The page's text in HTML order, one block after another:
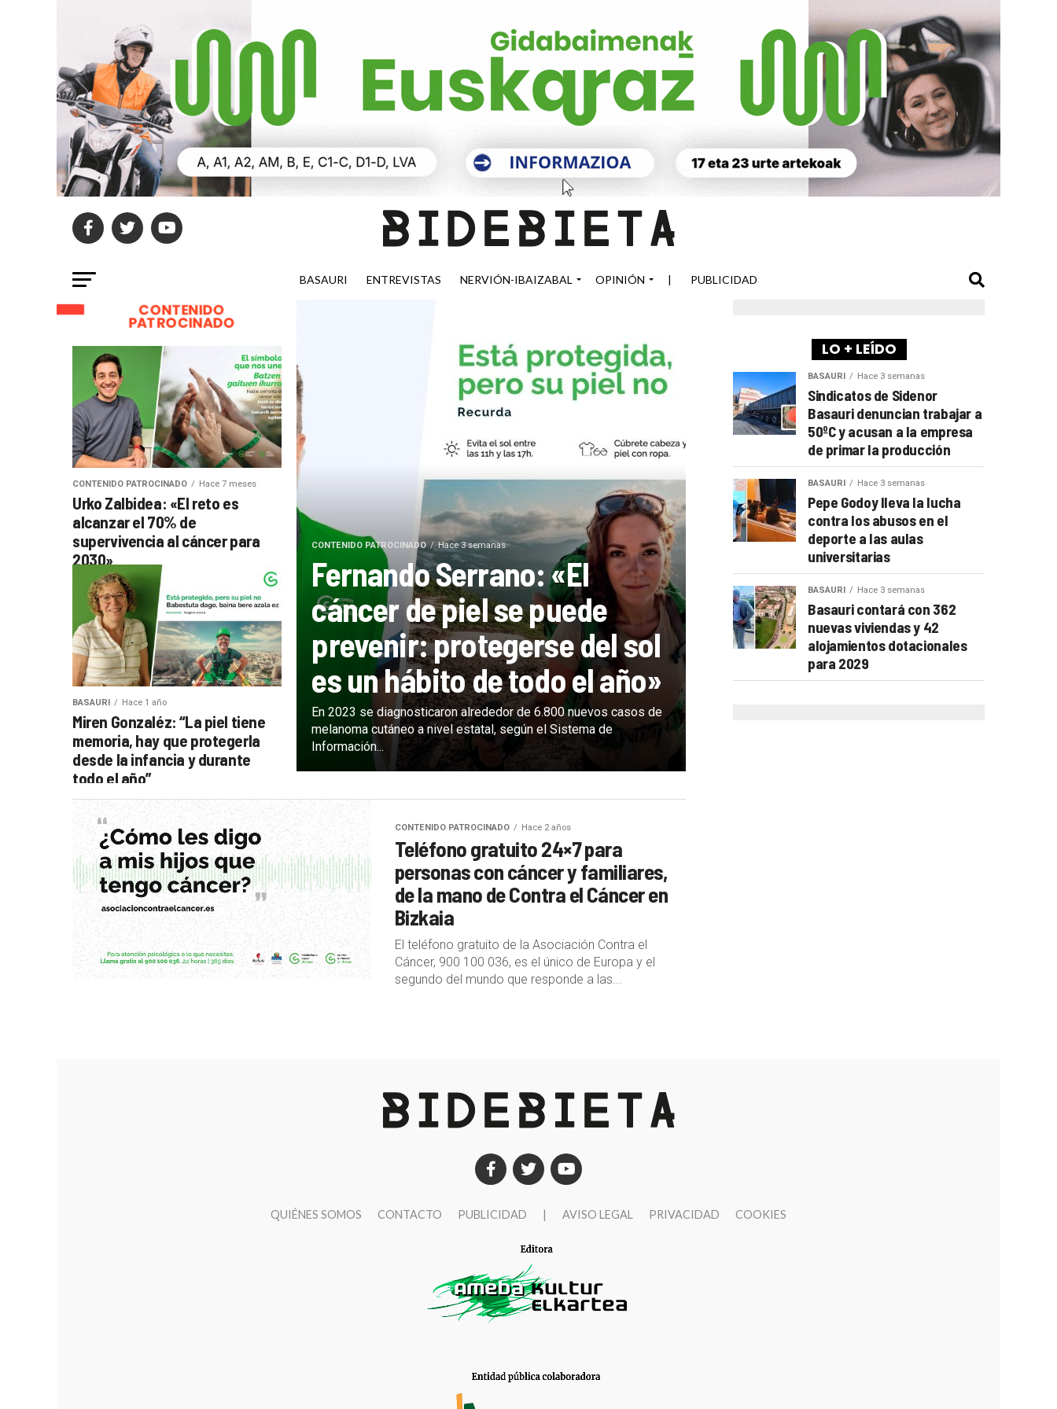
BASAURI ENTREVISTAS NERVIÓN-IBAIZABAL OPINIÓN | PUBLICIDAD
CONTENIDO PATROCINADO Hace 3 semanas
Fernando Serrano: «El
cáncer de piel se puede
prevenir: protegerse del sol
es un hábito de todo el año»
En 2023 se diagnosticaron alrededor de 6.800 nuevos casos de
melanoma cutáneo a nivel estatal, según el Sistema de
Información...
CONTENIDO
PATROCINADO
CONTENIDO PATROCINADO Hace 7 meses
Urko Zalbidea: «El reto es
alcanzar el 70% de
supervivencia al cáncer para
2030»
BASAURI Hace 1 año
Miren Gonzaléz: “La piel tiene
memoria, hay que protegerla
desde la infancia y durante
todo el año”
CONTENIDO PATROCINADO Hace 2 años
Teléfono gratuito 24×7 para
personas con cáncer y familiares,
de la mano de Contra el Cáncer en
Bizkaia
El teléfono gratuito de la Asociación Contra el
Cáncer, 900 100 036, es el único de Europa y el
segundo del mundo que responde a las...
LO + LEÍDO
BASAURI Hace 3 semanas
Sindicatos de Sidenor
Basauri denuncian trabajar a
50ºC y acusan a la empresa
de primar la producción
BASAURI Hace 3 semanas
Pepe Godoy lleva la lucha
contra los abusos en el
deporte a las aulas
universitarias
BASAURI Hace 3 semanas
Basauri contará con 362
nuevas viviendas y 42
alojamientos dotacionales
para 2029
QUIÉNES SOMOS CONTACTO PUBLICIDAD | AVISO LEGAL PRIVACIDAD COOKIES